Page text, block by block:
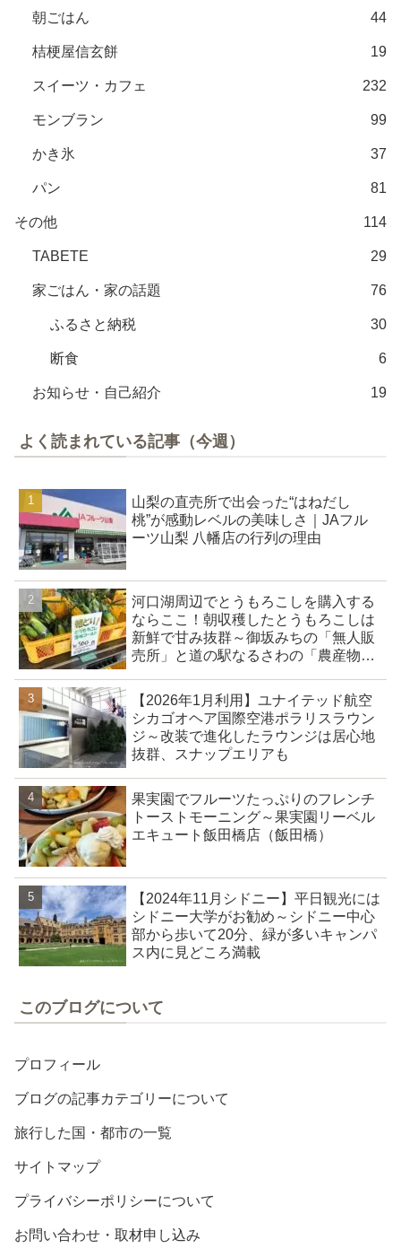
朝ごはん 44
桔梗屋信玄餅 19
スイーツ・カフェ 232
モンブラン 99
かき氷 37
パン 81
その他 114
TABETE 29
家ごはん・家の話題 76
ふるさと納税 30
断食 6
お知らせ・自己紹介 19
よく読まれている記事（今週）
山梨の直売所で出会った“はねだし
桃”が感動レベルの美味しさ｜JAフル
ーツ山梨 八幡店の行列の理由
河口湖周辺でとうもろこしを購入する
ならここ！朝収穫したとうもろこしは
新鮮で甘み抜群～御坂みちの「無人販
売所」と道の駅なるさわの「農産物直
【2026年1月利用】ユナイテッド航空
シカゴオヘア国際空港ポラリスラウン
ジ～改装で進化したラウンジは居心地
抜群、スナップエリアも
果実園でフルーツたっぷりのフレンチ
トーストモーニング～果実園リーベル
エキュート飯田橋店（飯田橋）
【2024年11月シドニー】平日観光には
シドニー大学がお勧め～シドニー中心
部から歩いて20分、緑が多いキャンパ
ス内に見どころ満載
このブログについて
プロフィール
ブログの記事カテゴリーについて
旅行した国・都市の一覧
サイトマップ
プライバシーポリシーについて
お問い合わせ・取材申し込み